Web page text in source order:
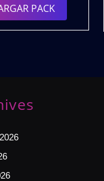
| PACKDESCARGAR
PACK